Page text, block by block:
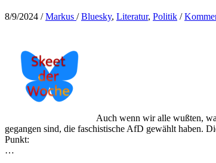
8/9/2024 /Markus /Bluesky, Literatur, Politik /
Auch wenn wir alle wußten,
gegangen sind, die faschistische AfD gewählt haben.
Punkt:
…